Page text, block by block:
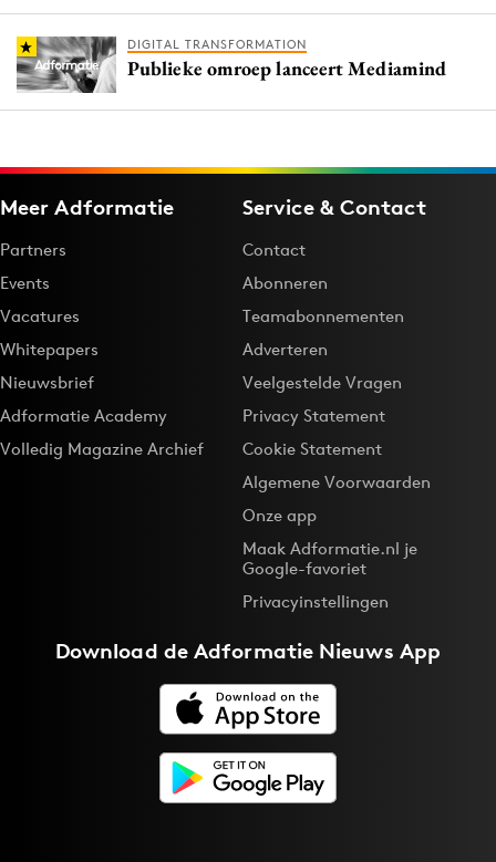
DIGITAL TRANSFORMATION
Publieke omroep lanceert Mediamind
Meer Adformatie
Partners
Events
Vacatures
Whitepapers
Nieuwsbrief
Adformatie Academy
Volledig Magazine Archief
Service & Contact
Contact
Abonneren
Teamabonnementen
Adverteren
Veelgestelde Vragen
Privacy Statement
Cookie Statement
Algemene Voorwaarden
Onze app
Maak Adformatie.nl je
Google-favoriet
Privacyinstellingen
Download deAdformatie Nieuws App